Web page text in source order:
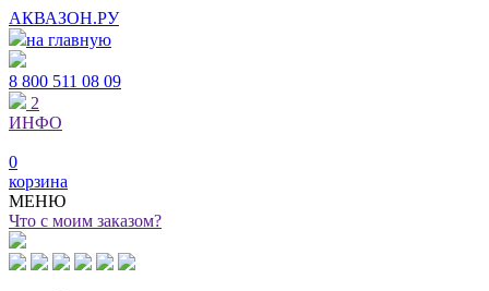
АКВАЗОН.РУ
на главную
8 800 511 08 09
2
ИНФО
0
корзина
МЕНЮ
Что с моим заказом?